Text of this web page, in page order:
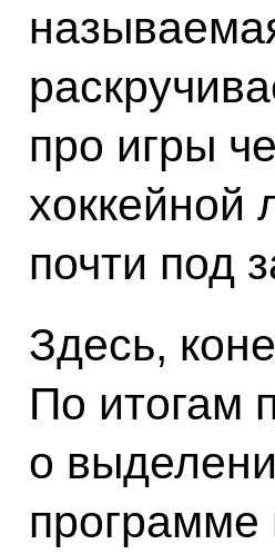
про игры
хоккейной
почти под
Здесь,
По итогам
о
программе